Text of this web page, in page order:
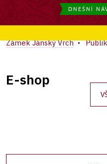
DNEŠNÍ
Zámek Jánský Vrch
E-shop